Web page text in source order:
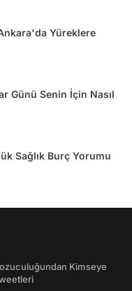
Yüreklere
Günü Senin İçin Nasıl
Sağlık Burç Yorumu
Kimseye